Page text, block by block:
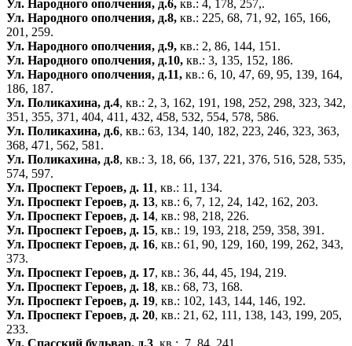
Ул. Народного ополчения, д.6, кв.: 4, 178, 257,.
Ул. Народного ополчения, д.8, кв.: 225, 68, 71, 92, 165, 166,
201, 259.
Ул. Народного ополчения, д.9, кв.: 2, 86, 144, 151.
Ул. Народного ополчения, д.10, кв.: 3, 135, 152, 186.
Ул. Народного ополчения, д.11, кв.: 6, 10, 47, 69, 95, 139, 164,
186, 187.
Ул. Поликахина, д.4, кв.: 2, 3, 162, 191, 198, 252, 298, 323, 342,
351, 355, 371, 404, 411, 432, 458, 532, 554, 578, 586.
Ул. Поликахина, д.6, кв.: 63, 134, 140, 182, 223, 246, 323, 363,
368, 471, 562, 581.
Ул. Поликахина, д.8, кв.: 3, 18, 66, 137, 221, 376, 516, 528, 535,
574, 597.
Ул. Проспект Героев, д. 11, кв.: 11, 134.
Ул. Проспект Героев, д. 13, кв.: 6, 7, 12, 24, 142, 162, 203.
Ул. Проспект Героев, д. 14, кв.: 98, 218, 226.
Ул. Проспект Героев, д. 15, кв.: 19, 193, 218, 259, 358, 391.
Ул. Проспект Героев, д. 16, кв.: 61, 90, 129, 160, 199, 262, 343,
373.
Ул. Проспект Героев, д. 17, кв.: 36, 44, 45, 194, 219.
Ул. Проспект Героев, д. 18, кв.: 68, 73, 168.
Ул. Проспект Героев, д. 19, кв.: 102, 143, 144, 146, 192.
Ул. Проспект Героев, д. 20, кв.: 21, 62, 111, 138, 143, 199, 205,
233.
Ул. Спасский бульвар, д.3, кв.: 7, 84, 241.